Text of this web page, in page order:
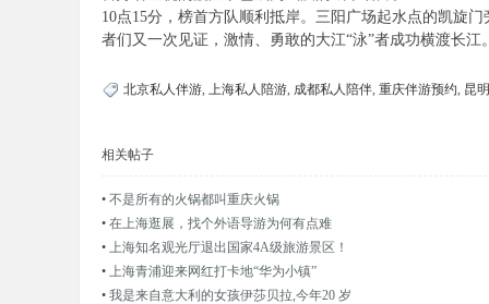
10点15分，榜首方队顺利抵岸。三阳广场起水点的凯旋
者们又一次见证，激情、勇敢的大江“泳”者成功横渡长江
北京私人伴游, 上海私人陪游, 成都私人陪伴, 重庆伴游预约, 昆
相关帖子
• 不是所有的火锅都叫重庆火锅
• 在上海逛展，找个外语导游为何有点难
• 上海知名观光厅退出国家4A级旅游景区！
• 上海青浦迎来网红打卡地“华为小镇”
• 我是来自意大利的女孩伊莎贝拉,今年20 岁